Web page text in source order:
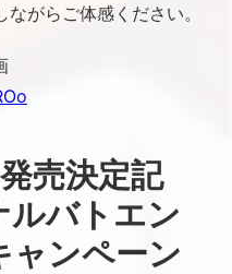
がらご体感ください。
売決定記
ルバトエン
ャンペーン